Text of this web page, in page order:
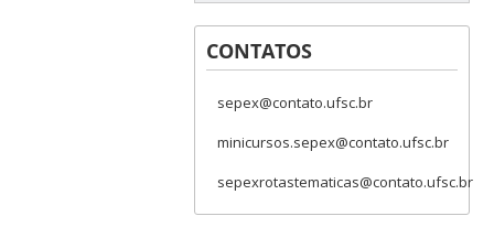
CONTATOS
sepex@contato.ufsc.br
minicursos.sepex@contato.ufsc.br
sepexrotastematicas@contato.ufsc.br